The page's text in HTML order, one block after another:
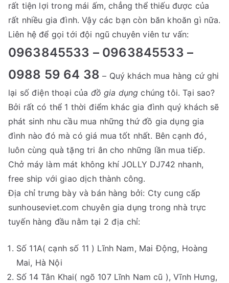
rất tiện lợi trong mái ấm, chẳng thể thiếu được của
rất nhiều gia đình. Vậy các bạn còn băn khoăn gì nữa.
Liên hệ để gọi tới đội ngũ chuyên viên tư vấn:
0963845533 – 0963845533 –
0988 59 64 38 – Quý khách mua hàng cứ ghi
lại số điện thoại của đồ gia dụng chúng tôi. Tại sao?
Bởi rất có thể 1 thời điểm khác gia đình quý khách sẽ
phát sinh nhu cầu mua những thứ đồ gia dụng gia
đình nào đó mà có giá mua tốt nhất. Bên cạnh đó,
luôn cùng quà tặng tri ân cho những lần mua tiếp.
Chở máy làm mát không khí JOLLY DJ742 nhanh,
free ship với giao dịch thành công.
Địa chỉ trưng bày và bán hàng bởi: Cty cung cấp
sunhouseviet.com chuyên gia dụng trong nhà trực
tuyến hàng đầu nằm tại 2 địa chỉ:
Số 11A( cạnh số 11 ) Lĩnh Nam, Mai Động, Hoàng
Mai, Hà Nội
Số 14 Tân Khai( ngõ 107 Lĩnh Nam cũ ), Vĩnh Hưng,